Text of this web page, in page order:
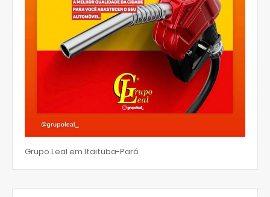
Grupo Leal em Itaituba-Pará